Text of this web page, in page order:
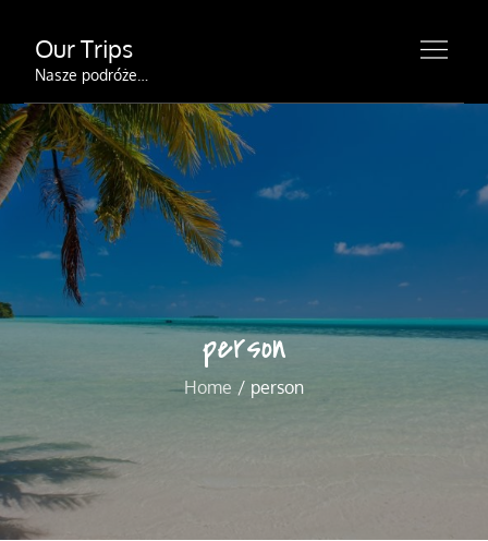
content
Our Trips
Nasze podróże…
person
Home person